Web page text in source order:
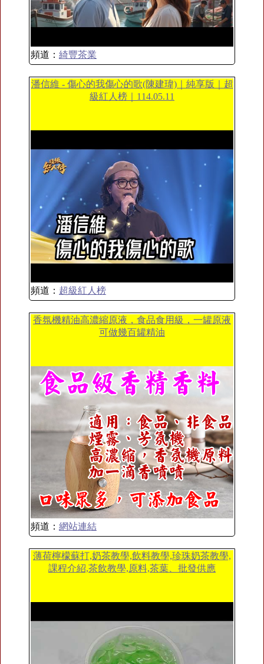
頻道： 綺豐茶業
潘信維 - 傷心的我傷心的歌(陳建瑋)｜純享版｜超
級紅人榜｜114.05.11
頻道： 超級紅人榜
香氛機精油高濃縮原液，食品食用級，一罐原液
可做幾百罐精油
頻道： 網站連結
薄荷檸檬蘇打,奶茶教學,飲料教學,珍珠奶茶教學,
課程介紹,茶飲教學,原料,茶葉、批發供應